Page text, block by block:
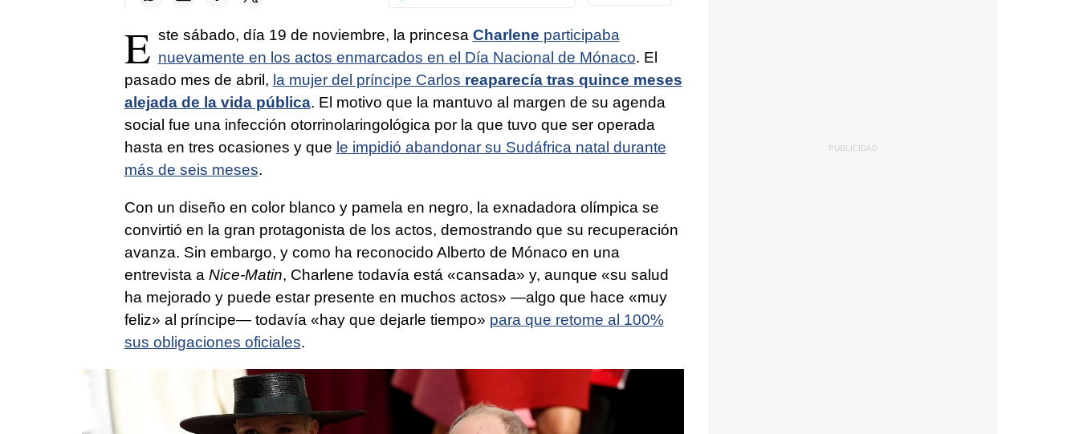
E ste sábado, día 19 de noviembre, la princesa Charlene participaba
nuevamente en los actos enmarcados en el Día Nacional de Mónaco. El
pasado mes de abril, la mujer del príncipe Carlos reaparecía tras quince meses
alejada de la vida pública. El motivo que la mantuvo al margen de su agenda
social fue una infección otorrinolaringológica por la que tuvo que ser operada
hasta en tres ocasiones y que le impidió abandonar su Sudáfrica natal durante
más de seis meses.
Con un diseño en color blanco y pamela en negro, la exnadadora olímpica se
convirtió en la gran protagonista de los actos, demostrando que su recuperación
avanza. Sin embargo, y como ha reconocido Alberto de Mónaco en una
entrevista a Nice-Matin, Charlene todavía está «cansada» y, aunque «su salud
ha mejorado y puede estar presente en muchos actos» —algo que hace «muy
feliz» al príncipe— todavía «hay que dejarle tiempo» para que retome al 100%
sus obligaciones oficiales.